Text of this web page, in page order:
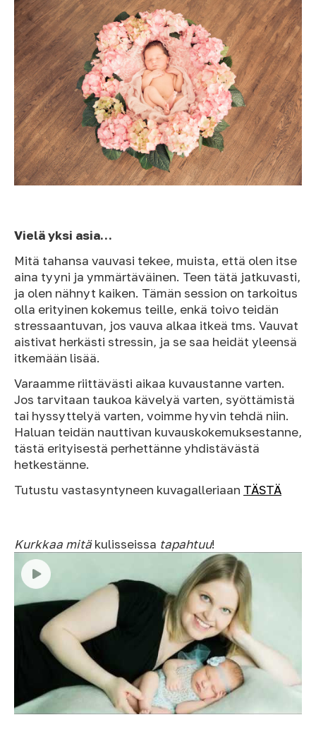
Vielä yksi asia…
Mitä tahansa vauvasi tekee, muista, että olen itse
aina tyyni ja ymmärtäväinen. Teen tätä jatkuvasti,
ja olen nähnyt kaiken. Tämän session on tarkoitus
olla erityinen kokemus teille, enkä toivo teidän
stressaantuvan, jos vauva alkaa itkeä tms. Vauvat
aistivat herkästi stressin, ja se saa heidät yleensä
itkemään lisää.
Varaamme riittävästi aikaa kuvaustanne varten.
Jos tarvitaan taukoa kävelyä varten, syöttämistä
tai hyssyttelyä varten, voimme hyvin tehdä niin.
Haluan teidän nauttivan kuvauskokemuksestanne,
tästä erityisestä perhettänne yhdistävästä
hetkestänne.
Tutustu vastasyntyneen kuvagalleriaan TÄSTÄ
Kurkkaa mitäkulisseissa tapahtuu!